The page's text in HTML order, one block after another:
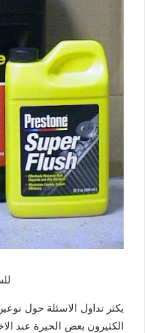
سائل
يكثر تداول الاسئلة حول
الكثيرون بعض الحيرة عند